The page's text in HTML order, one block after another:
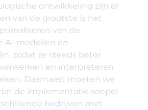
ontwikkeling zijn er
van de grootste is het
van de
AI-modellen en
zodat ze steeds beter
en interpreteren
Daarnaast moeten we
de implementatie soepel
bedrijven met